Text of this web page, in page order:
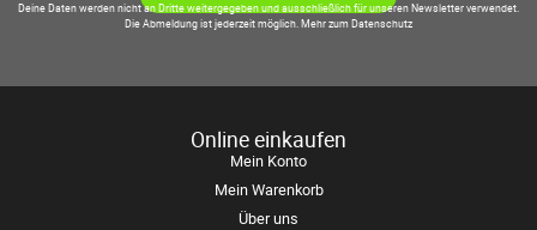
Deine Daten werden nicht an Dritte weitergegeben und ausschließlich für unseren Newsletter verwendet.
Die Abmeldung ist jederzeit möglich. Mehr zum Datenschutz
Online einkaufen
Mein Konto
Mein Warenkorb
Über uns